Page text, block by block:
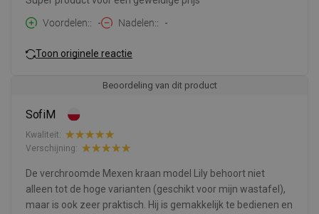
Voordelen:
- Nadelen: -
Toon originele reactie
Beoordeling van dit product
SofiM
Kwaliteit:
Verschijning:
De verchroomde Mexen kraan model Lily behoort niet
alleen tot de hoge varianten (geschikt voor mijn wastafel),
maar is ook zeer praktisch. Hij is gemakkelijk te bedienen en